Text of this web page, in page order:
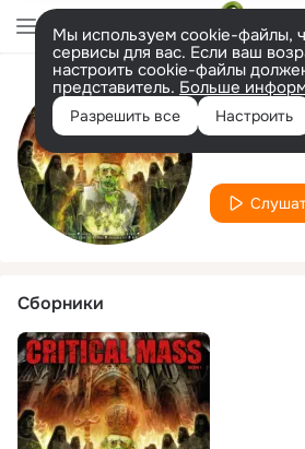
Мы используем cookie-файлы,
сервисы для вас. Если ваш
настроить cookie-файлы
представитель. Больше
Разрешить все Настроить
Сборники